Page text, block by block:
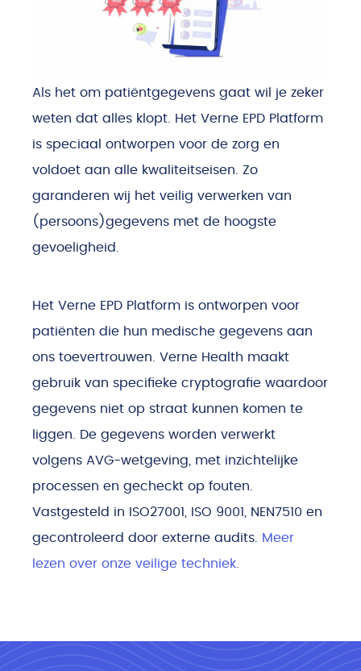
Als het om patiëntgegevens gaat wil je zeker
weten dat alles klopt. Het Verne EPD Platform
is speciaal ontworpen voor de zorg en
voldoet aan alle kwaliteitseisen. Zo
garanderen wij het veilig verwerken van
(persoons)gegevens met de hoogste
gevoeligheid.
Het Verne EPD Platform is ontworpen voor
patiënten die hun medische gegevens aan
ons toevertrouwen. Verne Health maakt
gebruik van specifieke cryptografie waardoor
gegevens niet op straat kunnen komen te
liggen. De gegevens worden verwerkt
volgens AVG-wetgeving, met inzichtelijke
processen en gecheckt op fouten.
Vastgesteld in ISO27001, ISO 9001, NEN7510 en
gecontroleerd door externe audits.
Meer
lezen over onze veilige techniek.